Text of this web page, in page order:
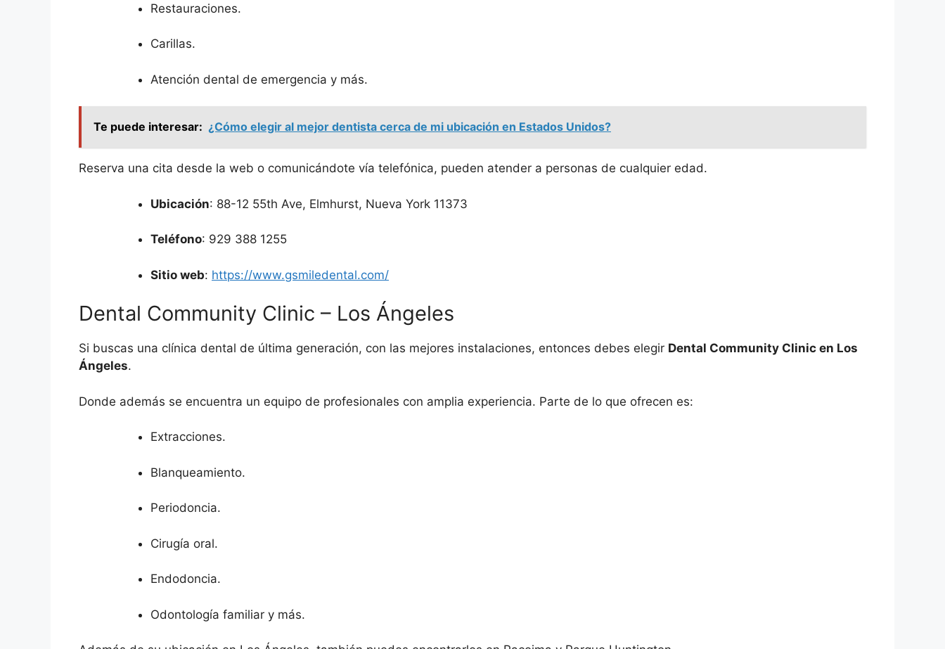
Restauraciones.
Carillas.
Atención dental de emergencia y más.
Te puede interesar: ¿Cómo elegir al mejor dentista cerca de mi ubicación en Estados Unidos?
Reserva una cita desde la web o comunicándote vía telefónica, pueden atender a personas de cualquier edad.
Ubicación: 88-12 55th Ave, Elmhurst, Nueva York 11373
Teléfono: 929 388 1255
Sitio web: https://www.gsmiledental.com/
Dental Community Clinic – Los Ángeles
Si buscas una clínica dental de última generación, con las mejores instalaciones, entonces debes elegir Dental Community Clinic en Los
Ángeles.
Donde además se encuentra un equipo de profesionales con amplia experiencia. Parte de lo que ofrecen es:
Extracciones.
Blanqueamiento.
Periodoncia.
Cirugía oral.
Endodoncia.
Odontología familiar y más.